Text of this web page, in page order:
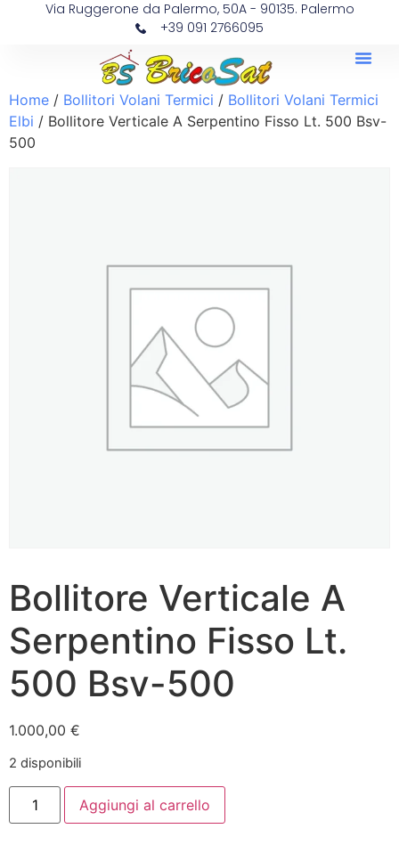
Via Ruggerone da Palermo, 50A - 90135. Palermo
+39 091 2766095
Home / Bollitori Volani Termici / Bollitori Volani Termici
Elbi / Bollitore Verticale A Serpentino Fisso Lt. 500 Bsv-
500
Bollitore Verticale A
Serpentino Fisso Lt.
500 Bsv-500
1.000,00 €
2 disponibili
Aggiungi al carrello